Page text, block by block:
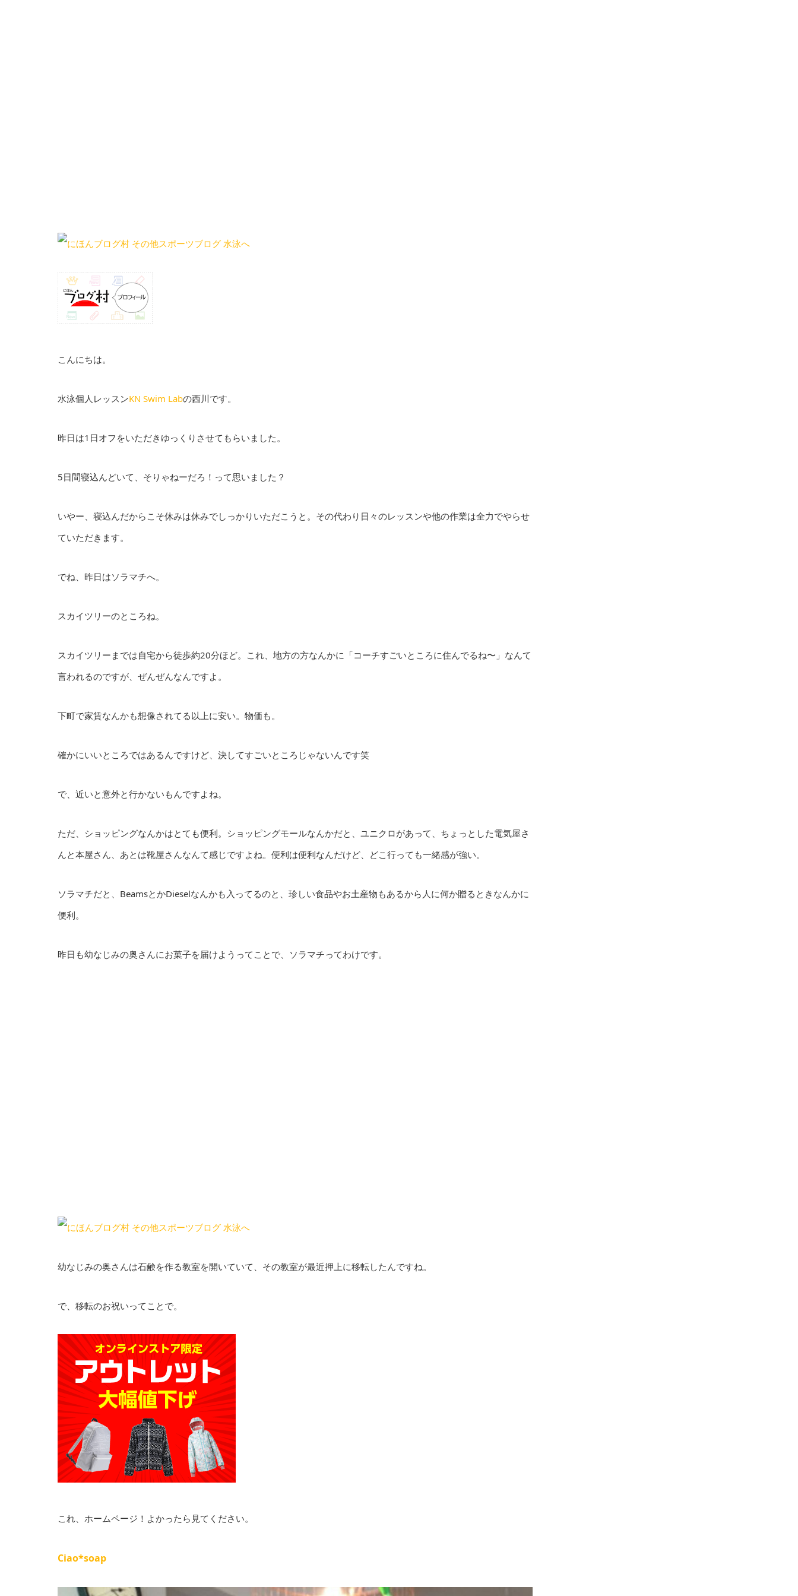
こんにちは。
水泳個人レッスンKN Swim Labの西川です。
昨日は1日オフをいただきゆっくりさせてもらいました。
5日間寝込んどいて、そりゃねーだろ！って思いました？
いやー、寝込んだからこそ休みは休みでしっかりいただこうと。その代わり日々のレッスンや他の作業は全力でやらせ
ていただきます。
でね、昨日はソラマチへ。
スカイツリーのところね。
スカイツリーまでは自宅から徒歩約20分ほど。これ、地方の方なんかに「コーチすごいところに住んでるね〜」なんて
言われるのですが、ぜんぜんなんですよ。
下町で家賃なんかも想像されてる以上に安い。物価も。
確かにいいところではあるんですけど、決してすごいところじゃないんです笑
で、近いと意外と行かないもんですよね。
ただ、ショッピングなんかはとても便利。ショッピングモールなんかだと、ユニクロがあって、ちょっとした電気屋さ
んと本屋さん、あとは靴屋さんなんて感じですよね。便利は便利なんだけど、どこ行っても一緒感が強い。
ソラマチだと、BeamsとかDieselなんかも入ってるのと、珍しい食品やお土産物もあるから人に何か贈るときなんかに
便利。
昨日も幼なじみの奥さんにお菓子を届けようってことで、ソラマチってわけです。
幼なじみの奥さんは石鹸を作る教室を開いていて、その教室が最近押上に移転したんですね。
で、移転のお祝いってことで。
これ、ホームページ！よかったら見てください。
Ciao*soap